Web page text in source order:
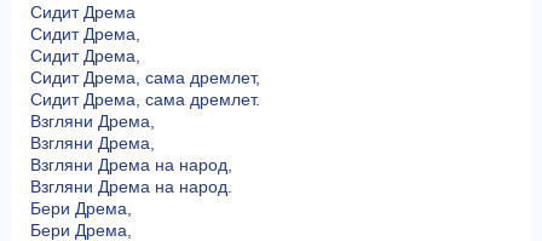
Сидит Дрема
Сидит Дрема,
Сидит Дрема,
Сидит Дрема, сама дремлет,
Сидит Дрема, сама дремлет.
Взгляни Дрема,
Взгляни Дрема,
Взгляни Дрема на народ,
Взгляни Дрема на народ.
Бери Дрема,
Бери Дрема,